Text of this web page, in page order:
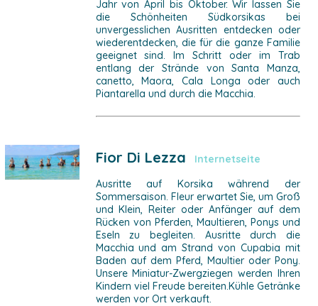
Jahr von April bis Oktober. Wir lassen Sie
die Schönheiten Südkorsikas bei
unvergesslichen Ausritten entdecken oder
wiederentdecken, die für die ganze Familie
geeignet sind. Im Schritt oder im Trab
entlang der Strände von Santa Manza,
canetto, Maora, Cala Longa oder auch
Piantarella und durch die Macchia.
Fior Di Lezza
Internetseite
Ausritte auf Korsika während der
Sommersaison. Fleur erwartet Sie, um Groß
und Klein, Reiter oder Anfänger auf dem
Rücken von Pferden, Maultieren, Ponys und
Eseln zu begleiten. Ausritte durch die
Macchia und am Strand von Cupabia mit
Baden auf dem Pferd, Maultier oder Pony.
Unsere Miniatur-Zwergziegen werden Ihren
Kindern viel Freude bereiten.Kühle Getränke
werden vor Ort verkauft.